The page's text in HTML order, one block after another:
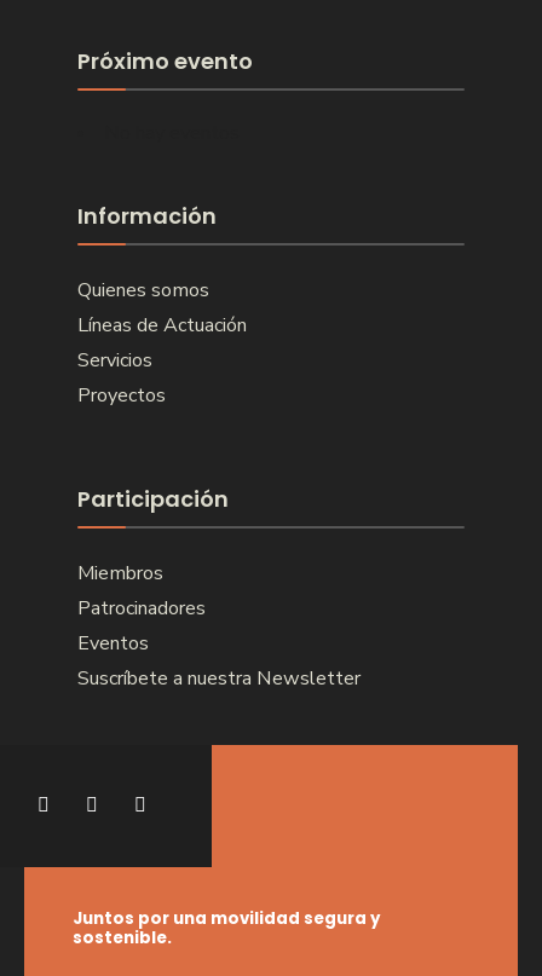
Próximo evento
Información
Quienes somos
Líneas de Actuación
Servicios
Proyectos
Participación
Miembros
Patrocinadores
Eventos
Suscríbete a nuestra Newsletter
Juntos por una movilidad segura y
sostenible.